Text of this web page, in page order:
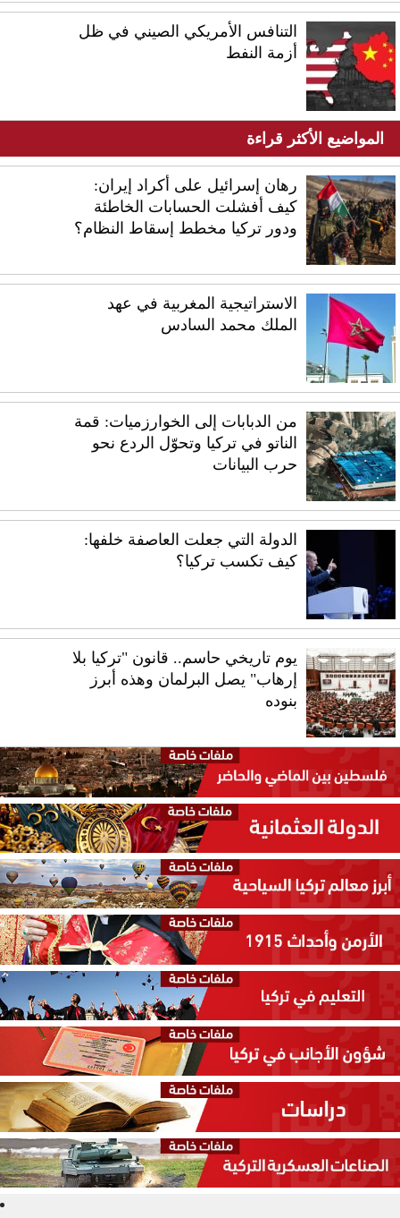
التنافس الأمريكي الصيني في ظل
أزمة النفط
المواضيع الأكثر قراءة
رهان إسرائيل على أكراد إيران:
كيف أفشلت الحسابات الخاطئة
ودور تركيا مخطط إسقاط النظام؟
الاستراتيجية المغربية في عهد
الملك محمد السادس
من الدبابات إلى الخوارزميات: قمة
الناتو في تركيا وتحوّل الردع نحو
حرب البيانات
الدولة التي جعلت العاصفة خلفها:
كيف تكسب تركيا؟
يوم تاريخي حاسم.. قانون "تركيا بلا
إرهاب" يصل البرلمان وهذه أبرز
بنوده